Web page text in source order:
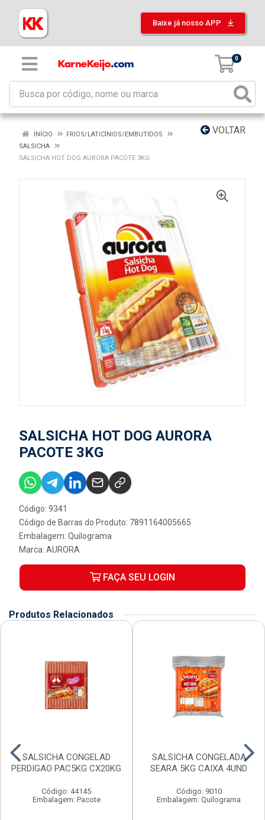
Baixe já nosso APP
0
VOLTAR
INÍCIO
FRIOS/LATICÍNIOS/EMBUTIDOS
SALSICHA
SALSICHA HOT DOG AURORA PACOTE 3KG
SALSICHA HOT DOG AURORA
PACOTE 3KG
Código: 9341
Código de Barras do Produto: 7891164005665
Embalagem: Quilograma
Marca: AURORA
FAÇA SEU LOGIN
Produtos Relacionados
SALSICHA CONGELAD
PERDIGAO PAC5KG CX20KG
Código: 44145
Embalagem: Pacote
SALSICHA CONGELADA
SEARA 5KG CAIXA 4UND
Código: 9010
Embalagem: Quilograma